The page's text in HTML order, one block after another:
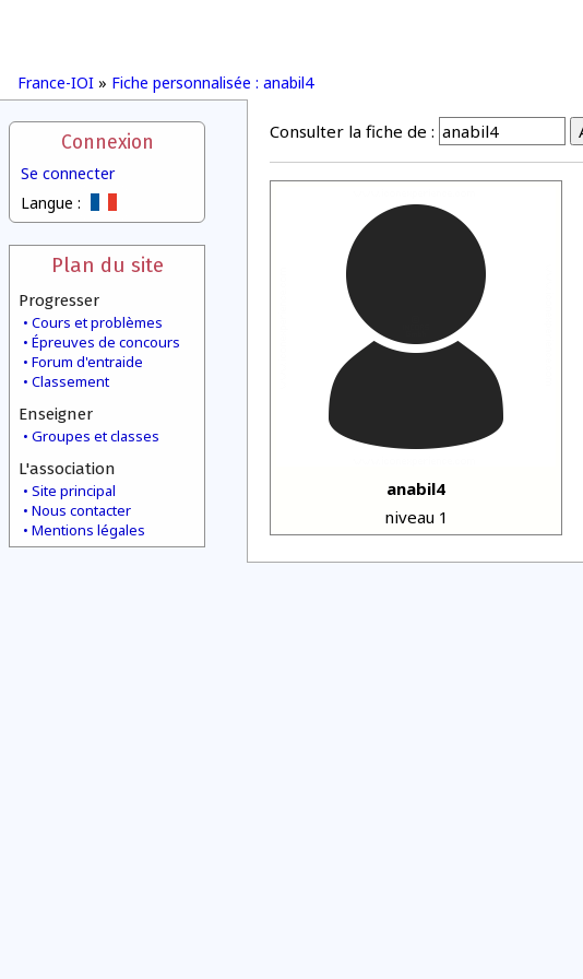
France-IOI » Fiche personnalisée : anabil4
Connexion
Se connecter
Langue :
Plan du site
Progresser
Cours et problèmes
Épreuves de concours
Forum d'entraide
Classement
Enseigner
Groupes et classes
L'association
Site principal
Nous contacter
Mentions légales
Consulter la fiche de :
anabil4
niveau 1